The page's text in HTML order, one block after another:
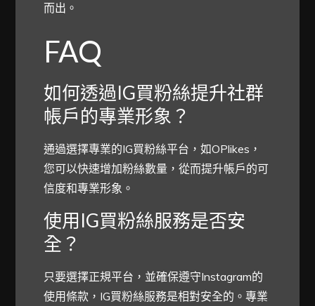
而出。
FAQ
如何透過IG買粉絲提升社群
帳戶的專業形象？
通過選擇專業的IG買粉絲平台，如OPlikes，
您可以快速增加粉絲數量，從而提升帳戶的可
信度和專業形象。
使用IG買粉絲服務是否安
全？
只要選擇正規平台，並確保遵守Instagram的
使用條款，IG買粉絲服務是相對安全的。專業